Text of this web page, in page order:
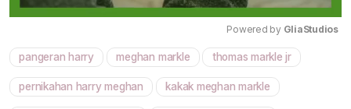
Mute
Powered by GliaStudios
pangeran harry meghan markle thomas markle jr
pernikahan harry meghan kakak meghan markle